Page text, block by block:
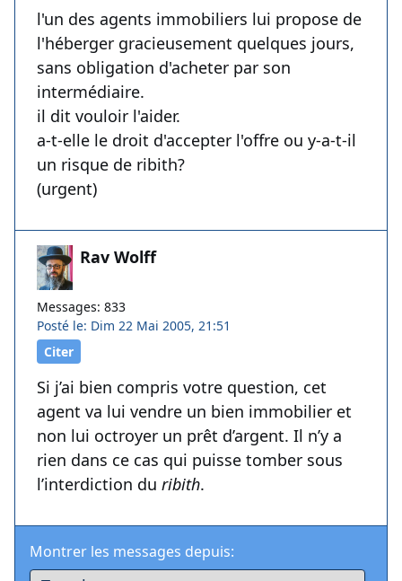
l'un des agents immobiliers lui propose de
l'héberger gracieusement quelques jours,
sans obligation d'acheter par son
intermédiaire.
il dit vouloir l'aider.
a-t-elle le droit d'accepter l'offre ou y-a-t-il
un risque de ribith?
(urgent)
Rav Wolff
Messages: 833
Posté le: Dim 22 Mai 2005, 21:51
Citer
Si j’ai bien compris votre question, cet
agent va lui vendre un bien immobilier et
non lui octroyer un prêt d’argent. Il n’y a
rien dans ce cas qui puisse tomber sous
l’interdiction du ribith.
Montrer les messages depuis: